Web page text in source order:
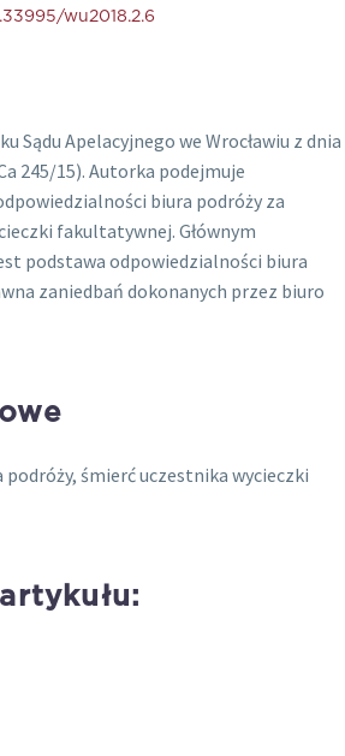
wu2018.2.6
Sądu Apelacyjnego we Wrocławiu z dnia
245/15). Autorka podejmuje
biura podróży za
fakultatywnej. Głównym
podstawa odpowiedzialności biura
zaniedbań dokonanych przez biuro
śmierć uczestnika wycieczki